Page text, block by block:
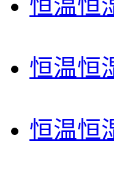
恒温恒
恒温恒
恒温恒